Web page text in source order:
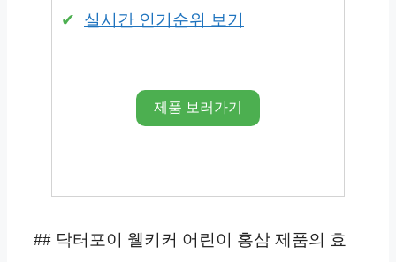
실시간 인기순위 보기
제품 보러가기
## 닥터포이 웰키커 어린이 홍삼 제품의 효